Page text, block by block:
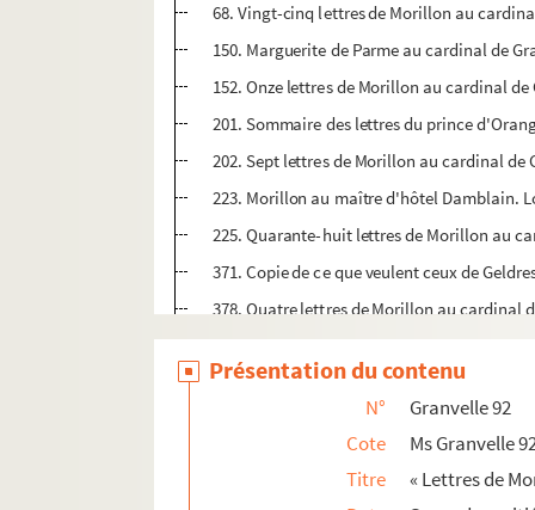
68. Vingt-cinq lettres de Morillon au
150. Marguerite de Parme au cardinal de
152. Onze lettres de Morillon au cardinal
201. Sommaire des lettres du prince
202. Sept lettres de Morillon au cardinal
223. Morillon au maître d'hôtel Damblain.
225. Quarante-huit lettres de Morillon au
371. Copie de ce que veulent ceux de
378. Quatre lettres de Morillon au cardinal
397. Pasquil romain. Copie de la main de
398. Simon Damblain à Morillon, qui a mis
400. Del Prée à Morillon, qui y a mis des
402. « Avisi de Bruges... », du 10 décembre
Présentation du contenu
N°
Granvelle 92
Cote
Ms Granvelle
Titre
« Lettres de